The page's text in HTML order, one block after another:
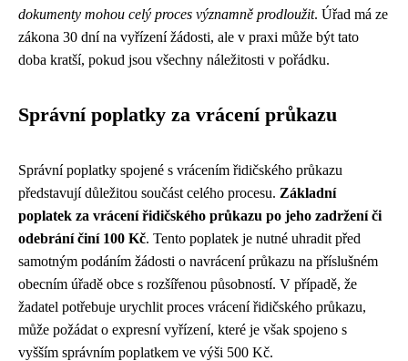
dokumenty mohou celý proces významně prodloužit. Úřad má ze
zákona 30 dní na vyřízení žádosti, ale v praxi může být tato
doba kratší, pokud jsou všechny náležitosti v pořádku.
Správní poplatky za vrácení průkazu
Správní poplatky spojené s vrácením řidičského průkazu
představují důležitou součást celého procesu. Základní
poplatek za vrácení řidičského průkazu po jeho zadržení či
odebrání činí 100 Kč. Tento poplatek je nutné uhradit před
samotným podáním žádosti o navrácení průkazu na příslušném
obecním úřadě obce s rozšířenou působností. V případě, že
žadatel potřebuje urychlit proces vrácení řidičského průkazu,
může požádat o expresní vyřízení, které je však spojeno s
vyšším správním poplatkem ve výši 500 Kč.